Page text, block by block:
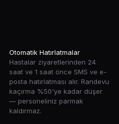
Otomatik Hatırlatmalar
Hastalar ziyaretlerinden 24
saat ve 1 saat önce SMS ve e-
posta hatırlatması alır. Randevu
kaçırma %50'ye kadar düşer
— personeliniz parmak
kaldırmaz.